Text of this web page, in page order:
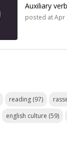
Auxiliary
posted atApr
reading (97)
english culture (59)